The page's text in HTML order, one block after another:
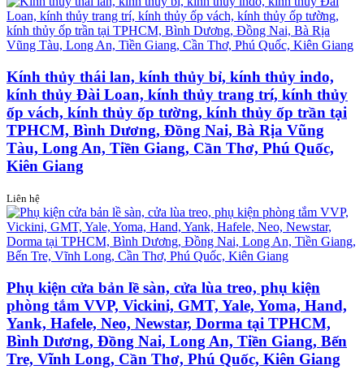
Kính thủy thái lan, kính thủy bỉ, kính thủy indo,
kính thủy Đài Loan, kính thủy trang trí, kính thủy
ốp vách, kính thủy ốp tường, kính thủy ốp trần tại
TPHCM, Bình Dương, Đồng Nai, Bà Rịa Vũng
Tàu, Long An, Tiền Giang, Cần Thơ, Phú Quốc,
Kiên Giang
Liên hệ
Phụ kiện cửa bản lề sàn, cửa lùa treo, phụ kiện
phòng tắm VVP, Vickini, GMT, Yale, Yoma, Hand,
Yank, Hafele, Neo, Newstar, Dorma tại TPHCM,
Bình Dương, Đồng Nai, Long An, Tiền Giang, Bến
Tre, Vĩnh Long, Cần Thơ, Phú Quốc, Kiên Giang